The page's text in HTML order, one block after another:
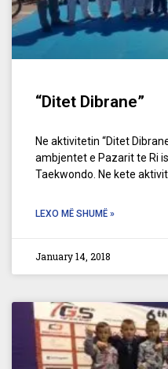
“Ditet Dibrane”
Ne aktivitetin “Ditet
ambjentet e Pazarit te Ri
Taekwondo. Ne kete
LEXO MË SHUMË »
January 14, 2018